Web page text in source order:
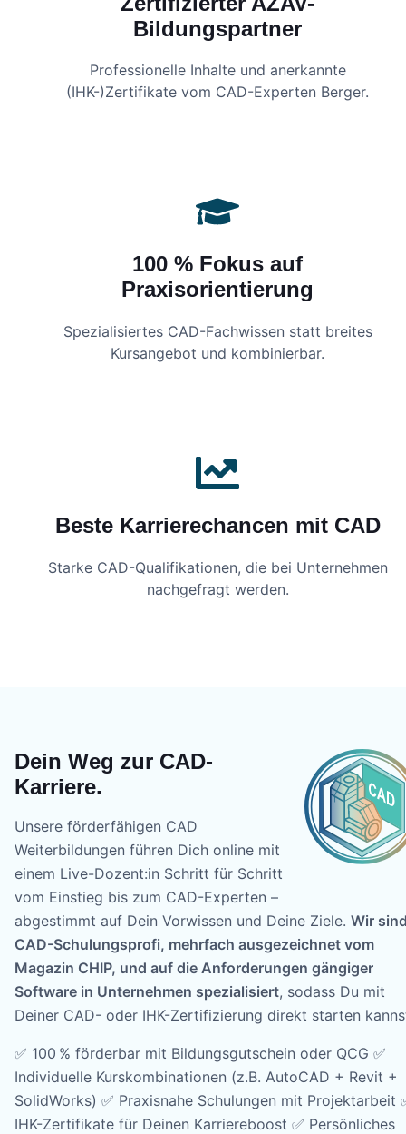
Bildungspartner
Professionelle Inhalte und anerkannte
(IHK-)Zertifikate vom CAD-Experten Berger.
100 % Fokus auf
Praxisorientierung
Spezialisiertes CAD-Fachwissen statt breites
Kursangebot und kombinierbar.
Beste Karrierechancen mit CAD
Starke CAD-Qualifikationen, die bei Unternehmen
nachgefragt werden.
Dein Weg zur CAD-
Karriere.
Unsere förderfähigen CAD
Weiterbildungen führen Dich online mit
einem Live-Dozent:in Schritt für Schritt
vom Einstieg bis zum CAD-Experten –
abgestimmt auf Dein Vorwissen und Deine Ziele. Wir
CAD-Schulungsprofi, mehrfach ausgezeichnet vom
Magazin CHIP, und auf die Anforderungen gängiger
Software in Unternehmen spezialisiert, sodass Du mit
Deiner CAD- oder IHK-Zertifizierung direkt starten
✅ 100 % förderbar mit Bildungsgutschein oder QCG ✅
Individuelle Kurskombinationen (z.B. AutoCAD + Revit +
SolidWorks) ✅ Praxisnahe Schulungen mit Projektarbeit
IHK-Zertifikate für Deinen Karriereboost ✅ Persönliches